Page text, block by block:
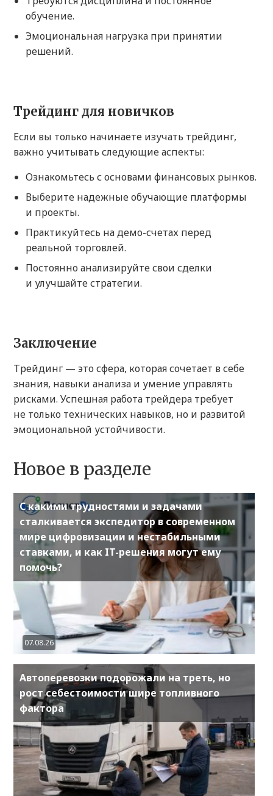
обучение.
Эмоциональная нагрузка при принятии
решений.
Трейдинг для новичков
Если вы только начинаете изучать трейдинг,
важно учитывать следующие аспекты:
Ознакомьтесь с основами финансовых рынков.
Выберите надежные обучающие платформы
и проекты.
Практикуйтесь на демо-счетах перед
реальной торговлей.
Постоянно анализируйте свои сделки
и улучшайте стратегии.
Заключение
Трейдинг — это сфера, которая сочетает в себе
знания, навыки анализа и умение управлять
рисками. Успешная работа трейдера требует
не только технических навыков, но и развитой
эмоциональной устойчивости.
Новое в разделе
С какими трудностями и задачами
сталкивается экспедитор в современном
мире цифровизации и нестабильными
ставками, и как IT-решения могут ему
помочь?
07.08.26
Автоперевозки подорожали на треть, но
рост себестоимости шире топливного
фактора